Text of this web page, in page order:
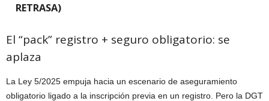
RETRASA)
El “pack” registro + seguro obligatorio: se
aplaza
La Ley 5/2025 empuja hacia un escenario de aseguramiento
obligatorio ligado a la inscripción previa en un registro. Pero la DGT